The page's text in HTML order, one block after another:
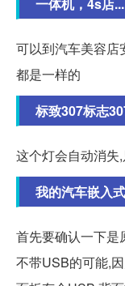
一体机，4s店...
可以到汽车美容店
都是一样的
标致307标志
这个灯会自动消失
我的汽车嵌入
首先要确认一下是
不带USB的可能,